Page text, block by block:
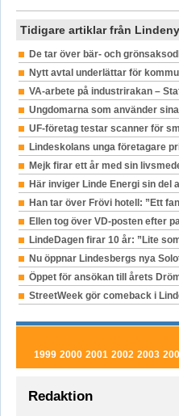
Tidigare artiklar från
De tar över bär- och
Nytt avtal underlättar för
VA-arbete på industrirakan –
Ungdomarna som använder
UF-företag testar scanner för
Lindeskolans unga företagare
Mejk firar ett år med sin
Här inviger Linde Energi sin del
Han tar över Frövi hotell: ”Ett
Ellen tog över VD-posten efter
LindeDagen firar 10 år: ”Lite
Nu öppnar Lindesbergs nya
Öppet för ansökan till årets
StreetWeek gör comeback i
1999 2000 2001 2002 2003
Redaktion